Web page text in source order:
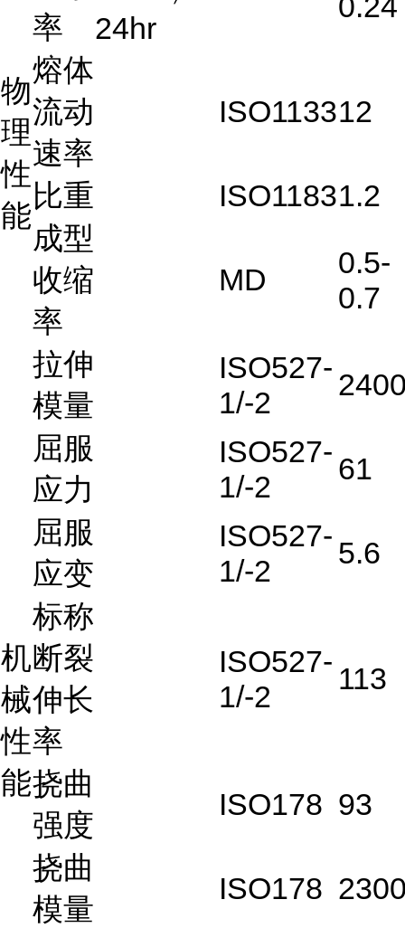
物
理
性
能
率
24hr
熔体
流动
速率
ISO113312
比重 ISO11831.2
成型
收缩
率
MD
0.5-
0.7
机
械
性
能
拉伸
模量
ISO527-
1/-2
屈服
应力
ISO527-
1/-2
61
屈服
应变
ISO527-
1/-2
5.6
标称
断裂
伸长
率
ISO527-
1/-2
113
挠曲
强度
ISO178 93
挠曲
模量
ISO178